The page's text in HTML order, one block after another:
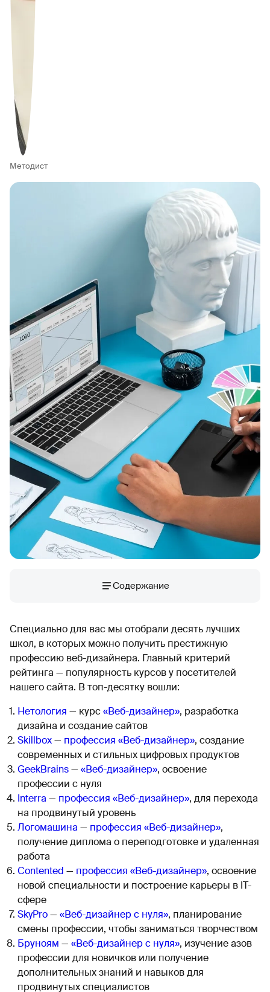
Методист
Содержание
Специально для вас мы отобрали десять лучших
школ, в которых можно получить престижную
профессию веб-дизайнера. Главный критерий
рейтинга — популярность курсов у посетителей
нашего сайта. В топ-десятку вошли:
Нетология — курс«Веб-дизайнер», разработка
дизайна и создание сайтов
Skillbox— профессия «Веб-дизайнер», создание
современных и стильных цифровых продуктов
GeekBrains— «Веб-дизайнер», освоение
профессии с нуля
Interra — профессия «Веб-дизайнер», для перехода
на продвинутый уровень
Логомашина — профессия «Веб-дизайнер»,
получение диплома о переподготовке и удаленная
работа
Contented — профессия «Веб-дизайнер», освоение
новой специальности и построение карьеры в IT-
сфере
SkyPro— «Веб-дизайнер с нуля», планирование
смены профессии, чтобы заниматься творчеством
Бруноям — «Веб-дизайнер с нуля», изучение азов
профессии для новичков или получение
дополнительных знаний и навыков для
продвинутых специалистов